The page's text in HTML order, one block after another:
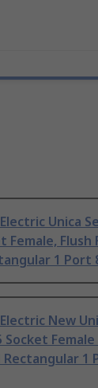
Unica
Female, Flush
1 Port
New
Socket
Rectangular 1